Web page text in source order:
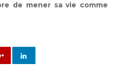
de mener sa vie comme